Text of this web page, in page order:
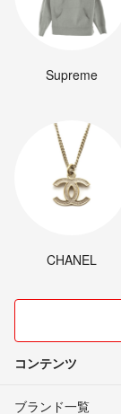
Supreme
CHANEL
コンテンツ
ブランド一覧